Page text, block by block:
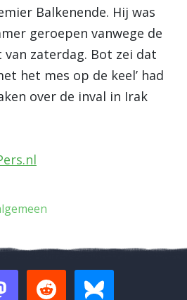
Balkenende. Hij was
geroepen vanwege de
zaterdag. Bot zei dat
het mes op de keel’ had
over de inval in Irak